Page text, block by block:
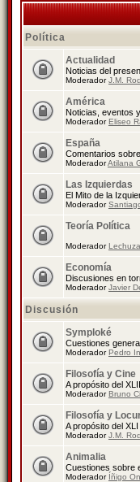
Política
Actualidad
Noticias del
ModeradorJ.M.
América
Noticias, eventos
ModeradorEliseo
España
Comentarios
ModeradorAtilana
Las Izquierdas
El Mito de la
Moderador
Teoría Política
ModeradorLechuza
Economía
Discusiones en
ModeradorJavier
Discusión
Symploké
Cuestiones
ModeradorPedro
Filosofía y Cine
A propósito del
ModeradorBruno
Filosofía y
A propósito del
ModeradorJ.M.
Animalia
Cuestiones sobre
Moderador Íñigo